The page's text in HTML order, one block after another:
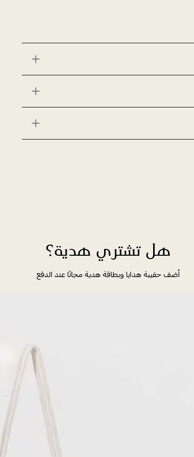
هل تشتري هدية؟
أضف حقيبة هدايا وبطاقة هدية مجانًا عند الدفع